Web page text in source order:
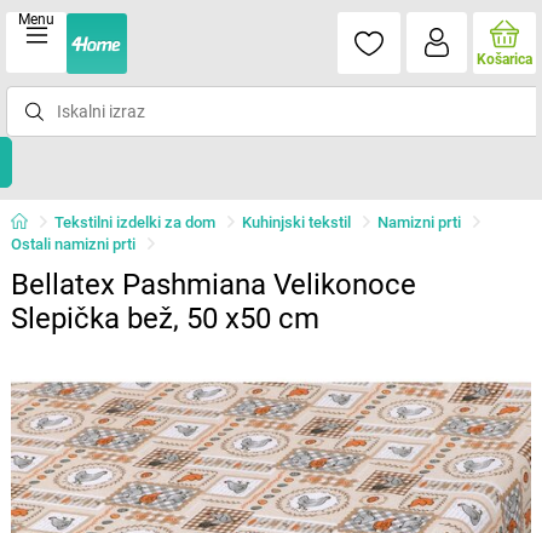
Menu
Košarica
Tekstilni izdelki za dom Kuhinjski tekstil
Namizni prti
Ostali namizni prti
Bellatex Pashmiana Velikonoce
Slepička bež, 50 x50 cm